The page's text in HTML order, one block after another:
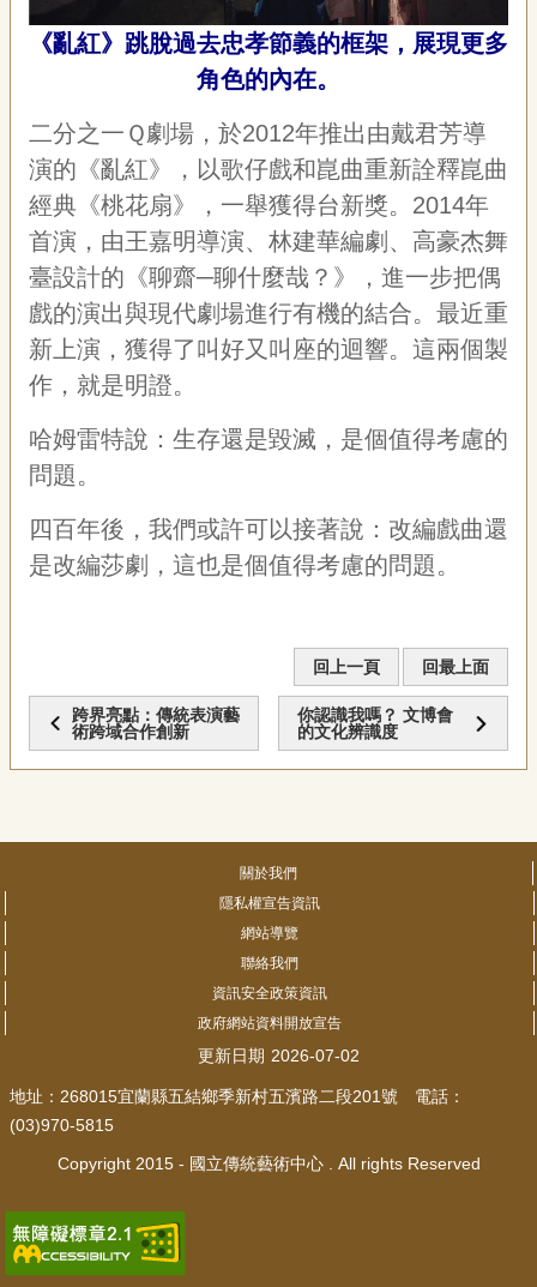
《亂紅》跳脫過去忠孝節義的框架，展現更多
角色的內在。
二分之一Ｑ劇場，於2012年推出由戴君芳導
演的《亂紅》，以歌仔戲和崑曲重新詮釋崑曲
經典《桃花扇》，一舉獲得台新獎。2014年
首演，由王嘉明導演、林建華編劇、高豪杰舞
臺設計的《聊齋─聊什麼哉？》，進一步把偶
戲的演出與現代劇場進行有機的結合。最近重
新上演，獲得了叫好又叫座的迴響。這兩個製
作，就是明證。
哈姆雷特說：生存還是毀滅，是個值得考慮的
問題。
四百年後，我們或許可以接著說：改編戲曲還
是改編莎劇，這也是個值得考慮的問題。
回上一頁 回最上面
跨界亮點：傳統表演藝
術跨域合作創新
你認識我嗎？ 文博會
的文化辨識度
關於我們
隱私權宣告資訊
網站導覽
聯絡我們
資訊安全政策資訊
政府網站資料開放宣告
更新日期 2026-07-02
地址：268015宜蘭縣五結鄉季新村五濱路二段201號 電話：
(03)970-5815
Copyright 2015 - 國立傳統藝術中心 . All rights Reserved